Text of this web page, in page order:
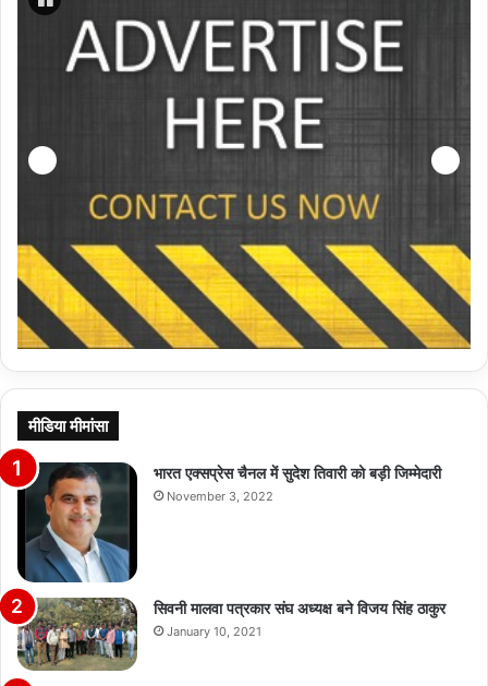
मीडिया मीमांसा
भारत एक्सप्रेस चैनल में सुदेश तिवारी को बड़ी जिम्मेदारी
November 3, 2022
सिवनी मालवा पत्रकार संघ अध्यक्ष बने विजय सिंह ठाकुर
January 10, 2021